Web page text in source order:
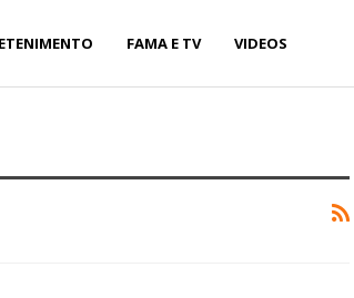
FAMA E TV VIDEOS